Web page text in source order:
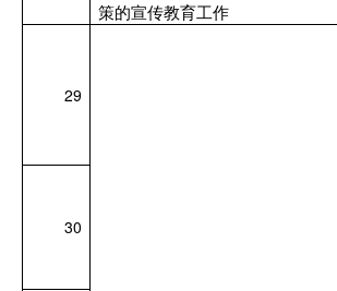
策的宣传教育工作
29
30